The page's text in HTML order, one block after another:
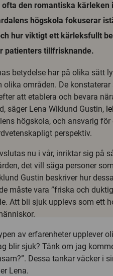
den romantiska kärleken
högskola fokuserar
hur viktigt ett kärleksfullt
patienters tillfrisknande.
betydelse har på olika sätt
områden. De
att etablera och bevara
säger Lena Wiklund Gustin,
högskola, och ansvarig för
perspektiv.
nu i vår, inriktar sig på
det vill säga personer
Gustin beskriver hur
måste vara ”friska och
Att bli sjuk upplevs som ett
av erfarenheter upplever
blir sjuk? Tänk om jag
Dessa tankar väcker i
Lena.